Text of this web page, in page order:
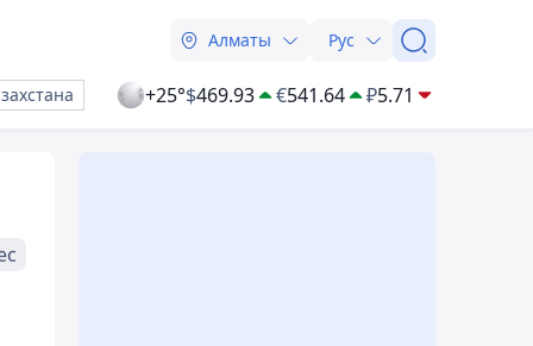
Алматы Рус
+25°$469.93 €541.64 ₽5.71